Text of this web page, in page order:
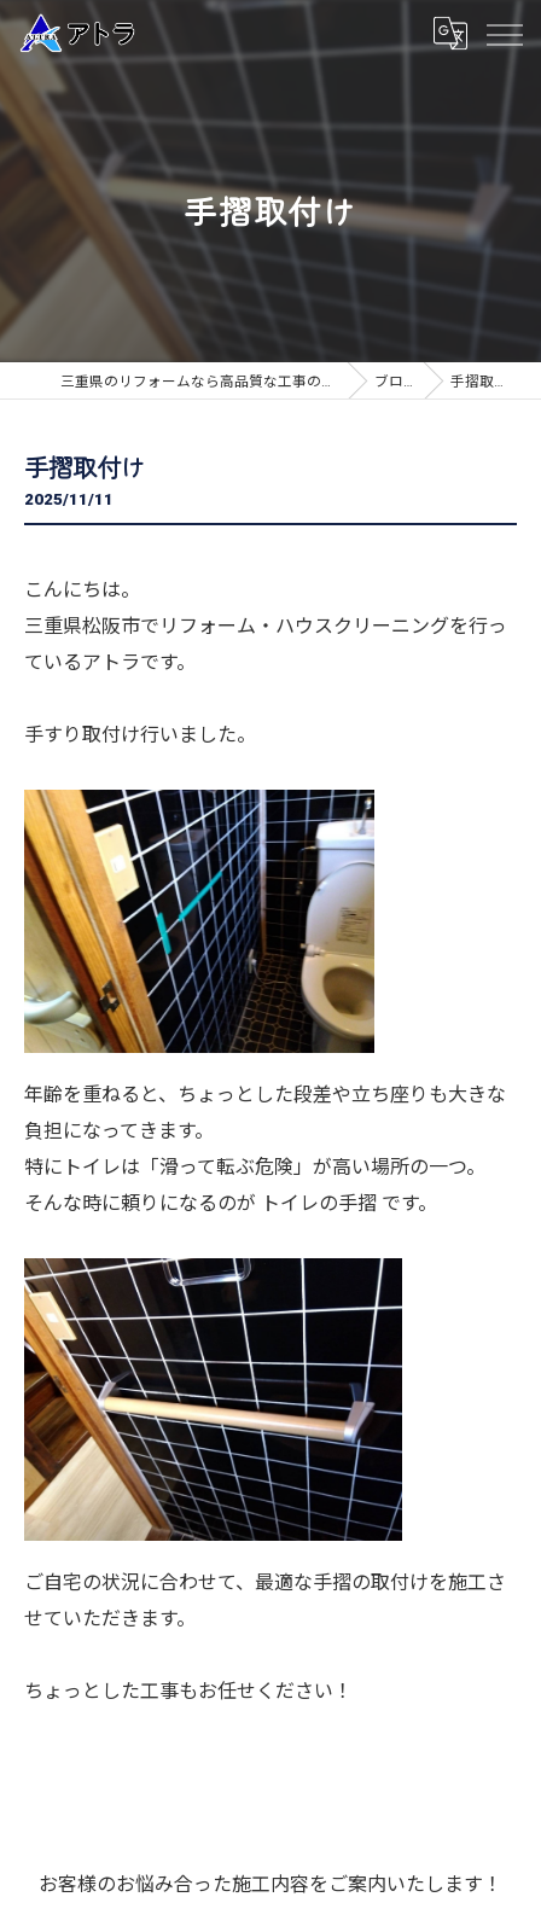
手摺取付け
三重県のリフォームなら高品質な工事のアトラ ブログ 手摺取付け
手摺取付け
2025/11/11
こんにちは。
三重県松阪市でリフォーム・ハウスクリーニングを行っ
ているアトラです。
手すり取付け行いました。
年齢を重ねると、ちょっとした段差や立ち座りも大きな
負担になってきます。
特にトイレは「滑って転ぶ危険」が高い場所の一つ。
そんな時に頼りになるのが トイレの手摺 です。
ご自宅の状況に合わせて、最適な手摺の取付けを施工さ
せていただきます。
ちょっとした工事もお任せください！
お客様のお悩み合った施工内容をご案内いたします！